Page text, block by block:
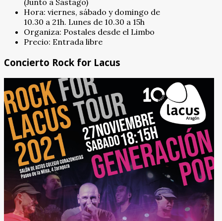
(Junto a Sástago)
Hora: viernes, sábado y domingo de
10.30 a 21h. Lunes de 10.30 a 15h
Organiza: Postales desde el Limbo
Precio: Entrada libre
Concierto Rock for Lacus